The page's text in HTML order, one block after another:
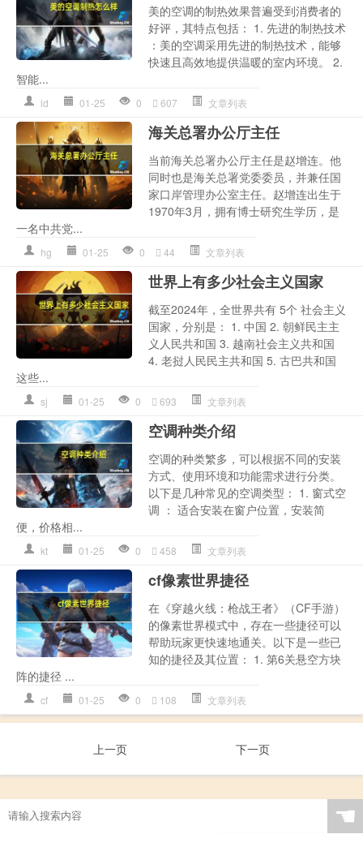
美的空调的制热效果普遍受到消费者的
好评，其特点包括： 1. 先进的制热技术
：美的空调采用先进的制热技术，能够
快速且高效地提供温暖的室内环境。 2.
智能...
ld 01-25 0 607 文章列表
海关总署办公厅主任
当前海关总署办公厅主任是赵增连。他
同时也是海关总署党委委员，并兼任国
家口岸管理办公室主任。赵增连出生于
1970年3月，拥有博士研究生学历，是
一名中共党...
hg 01-25 0 44 文章列表
世界上有多少社会主义国家
截至2024年，全世界共有 5个 社会主义
国家，分别是： 1. 中国 2. 朝鲜民主主
义人民共和国 3. 越南社会主义共和国
4. 老挝人民民主共和国 5. 古巴共和国
这些...
sj 01-25 0 693 文章列表
空调种类介绍
空调的种类繁多，可以根据不同的安装
方式、使用环境和功能需求进行分类。
以下是几种常见的空调类型： 1. 窗式空
调 ： 适合安装在窗户位置，安装简
便，价格相...
kt 01-25 0 458 文章列表
cf像素世界捷径
在《穿越火线：枪战王者》（CF手游）
的像素世界模式中，存在一些捷径可以
帮助玩家更快速地通关。以下是一些已
知的捷径及其位置： 1. 第6关悬空方块
阵的捷径 ...
cf 01-25 0 108 文章列表
上一页 下一页
☚